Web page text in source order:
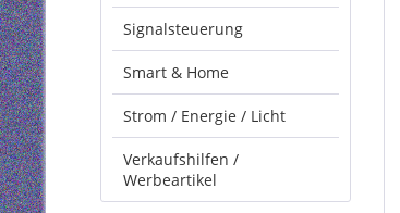
Signalsteuerung
Smart & Home
Strom / Energie / Licht
Verkaufshilfen /
Werbeartikel